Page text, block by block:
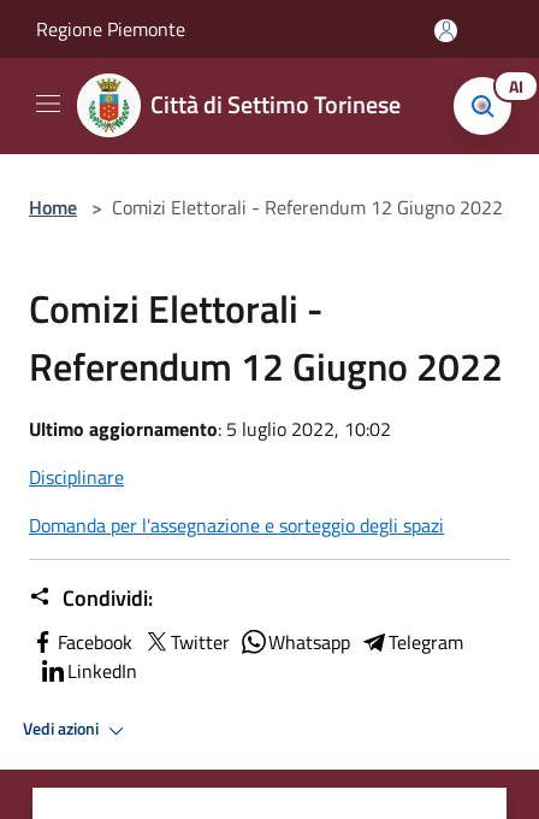
Regione Piemonte
Città di Settimo Torinese AI
Home > Comizi Elettorali - Referendum 12 Giugno 2022
Comizi Elettorali -
Referendum 12 Giugno 2022
Ultimo aggiornamento: 5 luglio 2022, 10:02
Disciplinare
Domanda per l'assegnazione e sorteggio degli spazi
Condividi:
Facebook Twitter Whatsapp
Telegram
LinkedIn
Vedi azioni